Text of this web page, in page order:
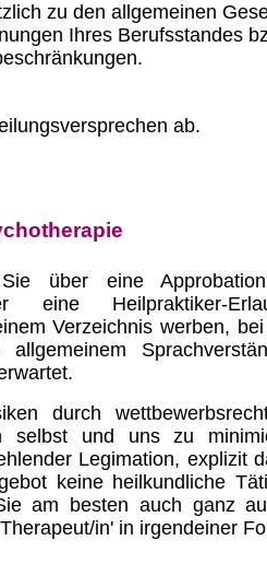
zu den allgemeinen
Ihres Berufsstandes
ab.
Sie über eine
eine Heilpraktiker-
Verzeichnis werben,
durch
selbst und uns zu
Legimation, explizit
keine heilkundliche
am besten auch ganz
in' in irgendeiner